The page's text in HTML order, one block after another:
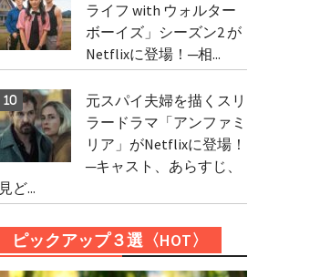
ライフ with ウォルター
ボーイズ」シーズン2 が
Netflixに登場！─相...
元スパイ夫婦を描くスリ
ラードラマ「アンファミ
リア」がNetflixに登場！
─キャスト、あらすじ、
見ど...
ピックアップ３選〈HOT〉